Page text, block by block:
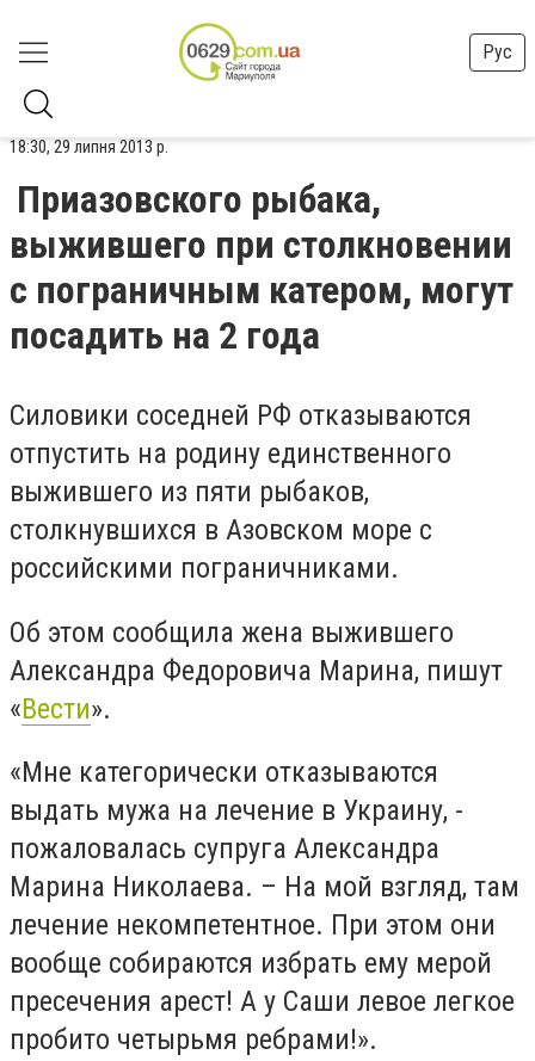
Рус
18:30, 29 липня 2013 р.
Приазовского рыбака,
выжившего при столкновении
с пограничным катером, могут
посадить на 2 года
Силовики соседней РФ отказываются
отпустить на родину единственного
выжившего из пяти рыбаков,
столкнувшихся в Азовском море с
российскими пограничниками.
Об этом сообщила жена выжившего
Александра Федоровича Марина, пишут
«Вести».
«Мне категорически отказываются
выдать мужа на лечение в Украину, -
пожаловалась супруга Александра
Марина Николаева. – На мой взгляд, там
лечение некомпетентное. При этом они
вообще собираются избрать ему мерой
пресечения арест! А у Саши левое легкое
пробито четырьмя ребрами!».